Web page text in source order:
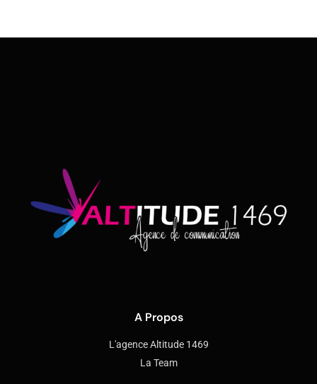
A Propos
L'agence Altitude 1469
La Team